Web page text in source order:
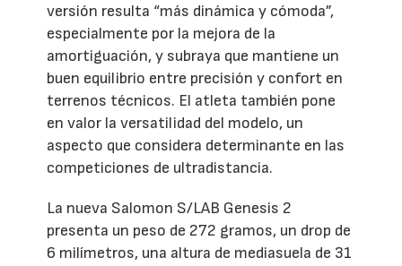
versión resulta “más dinámica y cómoda”,
especialmente por la mejora de la
amortiguación, y subraya que mantiene un
buen equilibrio entre precisión y confort en
terrenos técnicos. El atleta también pone
en valor la versatilidad del modelo, un
aspecto que considera determinante en las
competiciones de ultradistancia.
La nueva Salomon S/LAB Genesis 2
presenta un peso de 272 gramos, un drop de
6 milímetros, una altura de mediasuela de 31